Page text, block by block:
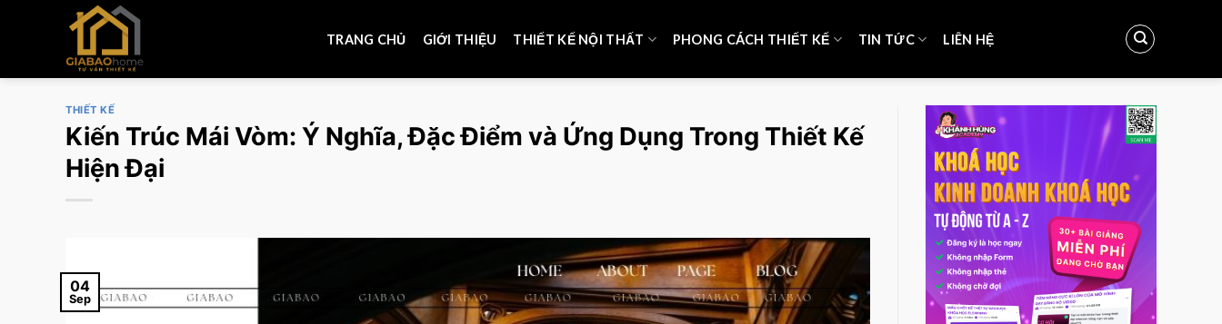
TRANG CHỦ GIỚI THIỆU THIẾT KẾ NỘI THẤT PHONG CÁCH THIẾT KẾ TIN TỨC LIÊN HỆ
THIẾT KẾ
Kiến Trúc Mái Vòm: Ý Nghĩa, Đặc Điểm và Ứng Dụng Trong Thiết Kế
Hiện Đại
04
Sep